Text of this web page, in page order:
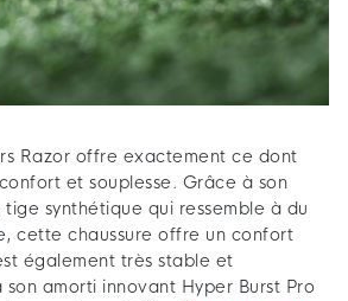
Razor offre exactement ce dont
et souplesse. Grâce à son
synthétique qui ressemble à du
cette chaussure offre un confort
également très stable et
amorti innovant Hyper Burst Pro